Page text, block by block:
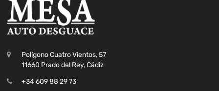
Polígono Cuatro Vientos, 57
11660 Prado del Rey, Cádiz
+34 609 88 29 73